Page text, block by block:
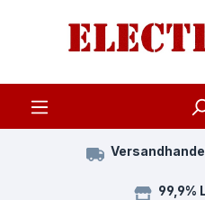
Zum Hauptinhalt springen
99,9%